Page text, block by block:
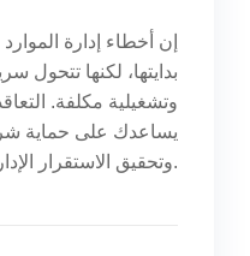
إن أخطاء إدارة
بدايتها، لكنها تتحول
وتشغيلية مكلفة.
وتحقيق الاستقرار الإداري.